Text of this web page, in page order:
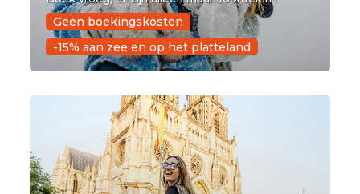
Geen boekingskosten
-15% aan zee en op het platteland